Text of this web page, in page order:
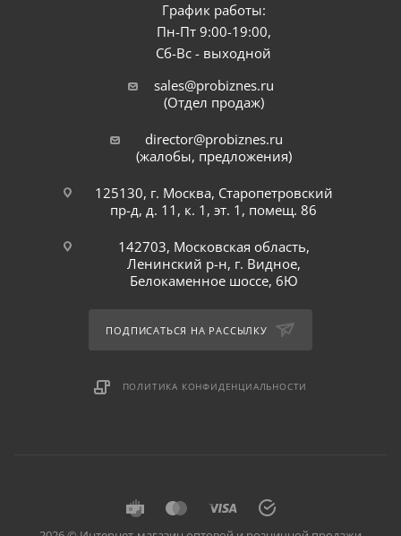
График работы:
Пн-Пт 9:00-19:00,
Сб-Вс - выходной
sales@probiznes.ru
(Отдел продаж)
director@probiznes.ru
(жалобы, предложения)
125130, г. Москва, Старопетровский
пр-д, д. 11, к. 1, эт. 1, помещ. 86
142703, Московская область,
Ленинский р-н, г. Видное,
Белокаменное шоссе, 6Ю
ПОДПИСАТЬСЯ НА РАССЫЛКУ
ПОЛИТИКА КОНФИДЕНЦИАЛЬНОСТИ